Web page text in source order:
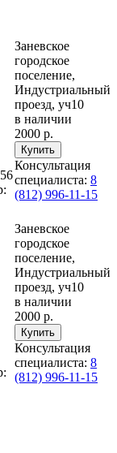
Заневское
городское
поселение,
Индустриальный
проезд, уч10
в наличии
2000 р.
Консультация
специалиста: 8
(812) 996-11-15
Заневское
городское
поселение,
Индустриальный
проезд, уч10
в наличии
2000 р.
Консультация
специалиста: 8
(812) 996-11-15